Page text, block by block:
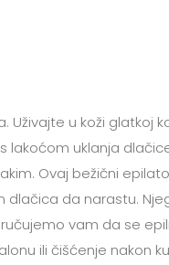
Uživajte u koži
lakoćom uklanja
Ovaj bežični
da narastu.
vam da se
ili čišćenje nakon